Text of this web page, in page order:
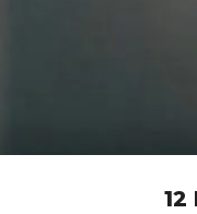
12